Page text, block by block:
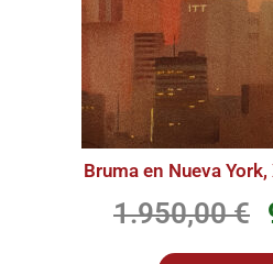
Bruma en Nueva
1.950,00€